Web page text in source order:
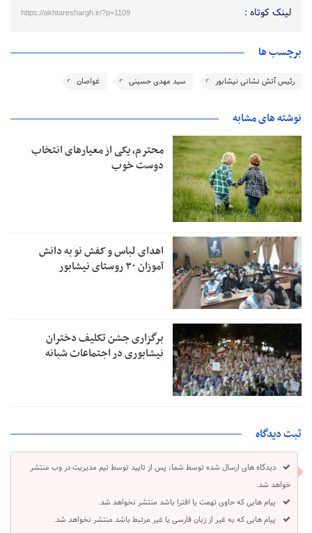
لینک کوتاه : https://akhtareshargh.ir/?p=1109
برچسب ها
رئیس آتش نشانی نیشابور سید مهدی حسینی غواصان
نوشته های مشابه
محترم، یکی از معیارهای انتخاب
دوست خوب
اهدای لباس و کفش نو به دانش
آموزان ۳۰ روستای نیشابور
برگزاری جشن تکلیف دختران
نیشابوری در اجتماعات شبانه
ثبت دیدگاه
دیدگاه های ارسال شده توسط شما، پس از تایید توسط تیم مدیریت در وب منتشر
خواهد شد.
پیام هایی که حاوی تهمت یا افترا باشد منتشر نخواهد شد.
پیام هایی که به غیر از زبان فارسی یا غیر مرتبط باشد منتشر نخواهد شد.